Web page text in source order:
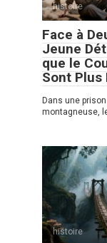
histoire
Face à
Jeune
que le
Sont Plus
Dans une
montagneuse,
histoire